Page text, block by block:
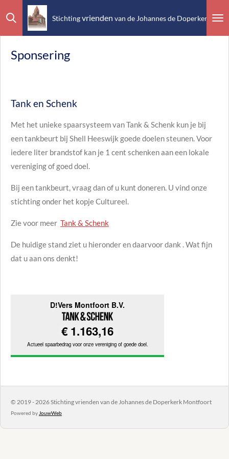
Ga
direct
de
Stichtingvrienden van de Johannes de Doperkerk
Sponsering
Tank en Schenk
Met het unieke spaarsysteem van Tank & Schenk kun je bij
een tankbeurt bij Shell Heeswijk goede doelen steunen. Voor
iedere liter brandstof kan je 1 cent schenken aan een lokale
vereniging of goed doel.
Bij een tankbeurt, vraag dan of u kunt doneren. U vind onze
stichting onder het kopje Cultureel.
Zie voor meer Tank & Schenk
De huidige stand ziet u hieronderen daarvoor dank . Wat fijn
dat u aan ons denkt!
© 2019 - 2026 Stichting vrienden van de Johannes de Doperkerk Montfoort
Powered by JouwWeb